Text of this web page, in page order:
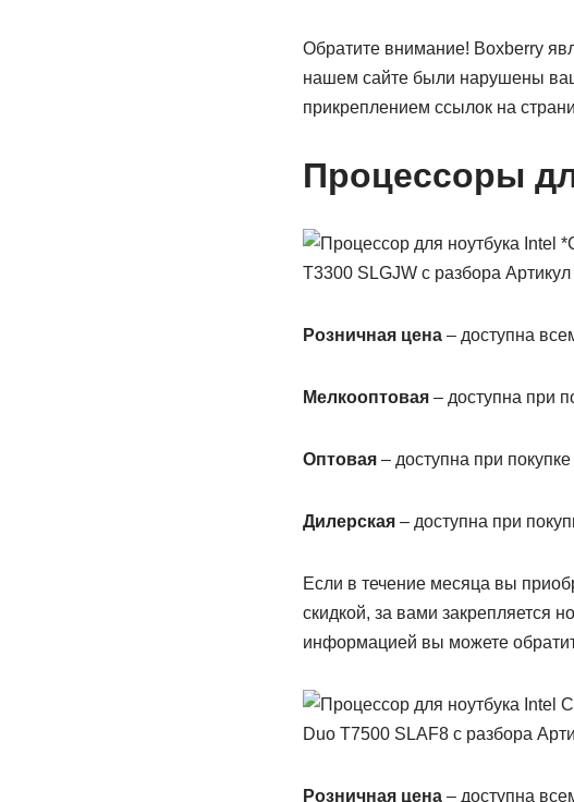
Обратите внимание! Boxberry
нашем сайте были нарушены
прикреплением ссылок на
Процессоры
T3300 SLGJW с разбора
Розничная цена– доступна
Мелкооптовая– доступна при
Оптовая– доступна при
Дилерская– доступна при
Если в течение месяца вы
скидкой, за вами закрепляется
информацией вы можете
Duo T7500 SLAF8 с разбора
Розничная цена– доступна